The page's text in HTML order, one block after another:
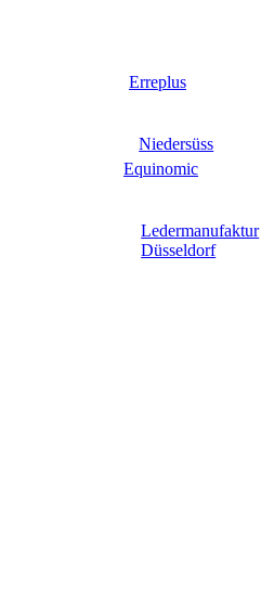
Erreplus
Niedersüss
Equinomic
Ledermanufaktur
Düsseldorf